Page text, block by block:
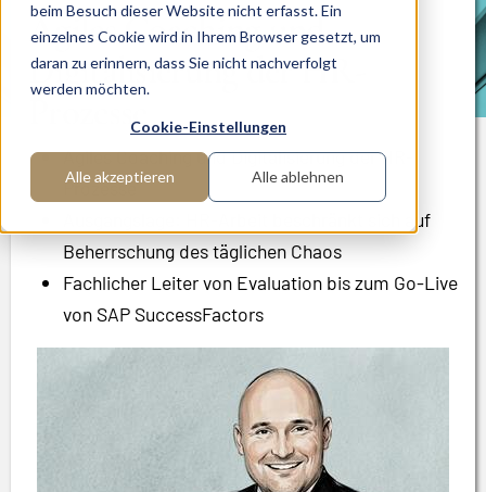
beim Besuch dieser Website nicht erfasst. Ein
einzelnes Cookie wird in Ihrem Browser gesetzt, um
daran zu erinnern, dass Sie nicht nachverfolgt
werden möchten.
Cookie-Einstellungen
Alle akzeptieren Alle ablehnen
Agiles Coaching und
Digitalisierung der HR-
Prozesse
Agiles Coaching und Digitalisierung der HR-
Prozesse
Ausgangslage: HR-Arbeit beschränkt sich auf
Beherrschung des täglichen Chaos
Fachlicher Leiter von Evaluation bis zum Go-Live
von SAP SuccessFactors